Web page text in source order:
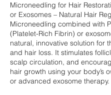
Microneedling for Hair
or Exosomes – Natural Hair
Microneedling combined with
(Platelet-Rich Fibrin) or
natural, innovative solution for
and hair loss. It stimulates
scalp circulation, and
hair growth using your body’s
or advanced exosome therapy.